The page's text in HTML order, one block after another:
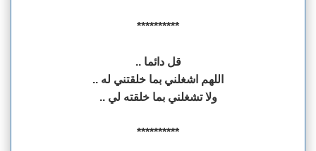
**********
قل دائما ..
اللهم اشغلني بما خلقتني له ..
ولا تشغلني بما خلقته لي ..
**********